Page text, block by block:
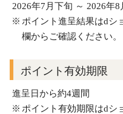
2026年7月下旬 ～ 2026年8
ポイント進呈結果はdシ
欄からご確認ください。
ポイント有効期限
進呈日から約4週間
ポイント有効期限はdシ